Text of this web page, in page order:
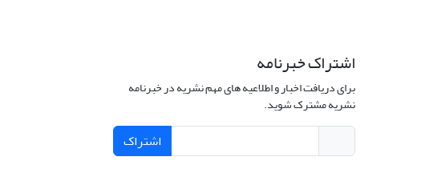
اشتراک خبرنامه
برای دریافت اخبار و اطلاعیه های مهم نشریه در خبرنامه
نشریه مشترک شوید.
اشتراک